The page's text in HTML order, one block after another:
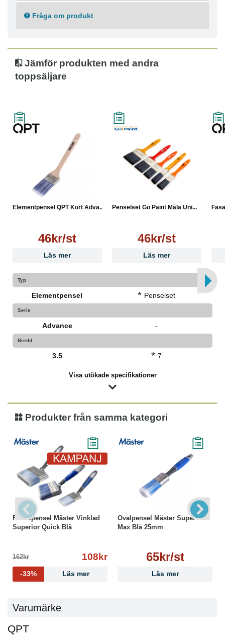
Fråga om produkt
Jämför produkten med andra
toppsäljare
Elementpensel QPT Kort Adva...
46kr/st
Läs mer
Penselset Go Paint Måla Uni...
46kr/st
Läs mer
Typ
Elementpensel * Penselset
Serie
Advance -
Bredd
3.5 * 7
Visa utökade specifikationer
Produkter från samma kategori
Fasadpensel Mäster Vinklad
Superior Quick Blå
162kr 108kr
-33% Läs mer
Ovalpensel Mäster Superior
Max Blå 25mm
65kr/st
Läs mer
Varumärke
QPT